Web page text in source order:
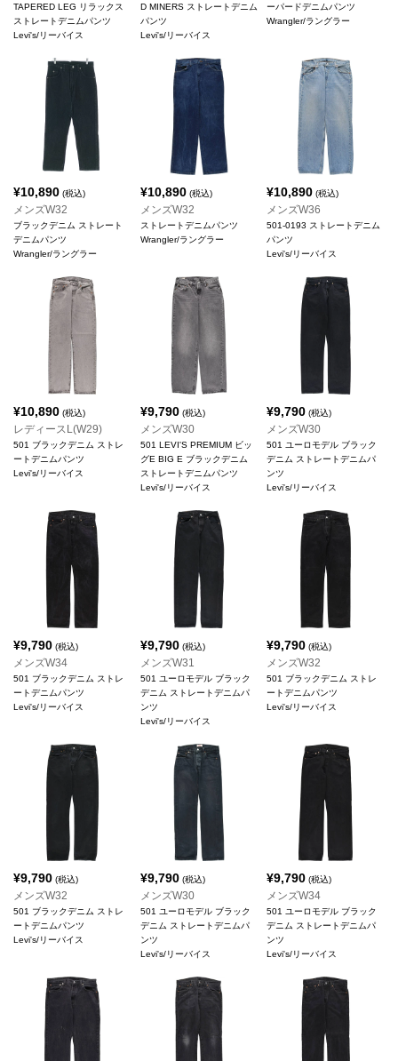
TAPERED LEG リラックス
ストレートデニムパンツ
Levi's/リーバイス
D MINERS ストレートデニム
パンツ
Levi's/リーバイス
ーパードデニムパンツ
Wrangler/ラングラー
¥10,890 (税込)
メンズW32
ブラックデニム ストレート
デニムパンツ
Wrangler/ラングラー
¥10,890(税込)
メンズW32
ストレートデニムパンツ
Wrangler/ラングラー
¥10,890 (税込)
メンズW36
501-0193 ストレートデニム
パンツ
Levi's/リーバイス
¥10,890 (税込)
レディースL(W29)
501 ブラックデニム ストレ
ートデニムパンツ
Levi's/リーバイス
¥9,790(税込)
メンズW30
501 LEVI'S PREMIUM ビッ
グE BIG E ブラックデニム
ストレートデニムパンツ
Levi's/リーバイス
¥9,790 (税込)
メンズW30
501 ユーロモデル ブラック
デニム ストレートデニムパ
ンツ
Levi's/リーバイス
¥9,790 (税込)
メンズW34
501 ブラックデニム ストレ
ートデニムパンツ
Levi's/リーバイス
¥9,790(税込)
メンズW31
501 ユーロモデル ブラック
デニム ストレートデニムパ
ンツ
Levi's/リーバイス
¥9,790 (税込)
メンズW32
501 ブラックデニム ストレ
ートデニムパンツ
Levi's/リーバイス
¥9,790 (税込)
メンズW32
501 ブラックデニム ストレ
ートデニムパンツ
Levi's/リーバイス
¥9,790(税込)
メンズW30
501 ユーロモデル ブラック
デニム ストレートデニムパ
ンツ
Levi's/リーバイス
¥9,790 (税込)
メンズW34
501 ユーロモデル ブラック
デニム ストレートデニムパ
ンツ
Levi's/リーバイス